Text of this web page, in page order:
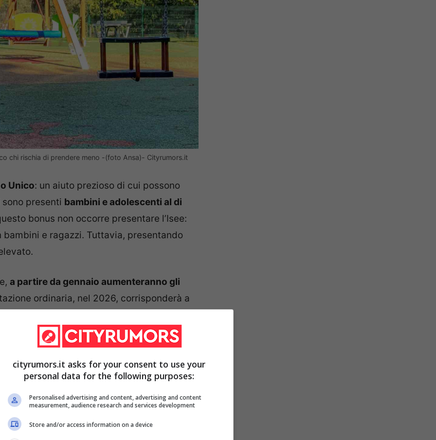
chi rischia di prendere meno -(foto Ansa)- Cityrumors.it
Unico: un aiuto prezioso di cui possono
presenti bambini e adolescenti al di
bonus non occorre presentare l’Isee:
e ragazzi. Tuttavia, presentando
a partire da gennaio aumenteranno gli
ordinaria, nel 2026, corrisponderà a
di pochi euro. Ma la grande novità è
le soglie.
del 2026
all’inflazione, cambieranno gli
pure le soglie limite. Di seguito
bisogna conoscere per non perdere
cityrumors.it asks for your consent to use your
personal data for the following purposes:
Personalised advertising and content, advertising and content
measurement, audience research and services development
Store and/or access information on a device